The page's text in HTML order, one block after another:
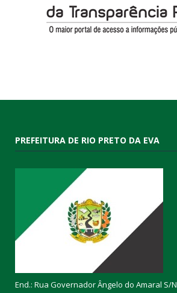
PREFEITURA DE RIO PRETO DA EVA
End.: Rua Governador Ângelo do Amaral S/N